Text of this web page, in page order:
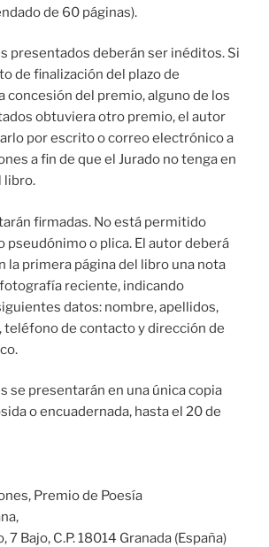
de 60 páginas).
presentados deberán ser inéditos. Si
de finalización del plazo de
concesión del premio, alguno de los
obtuviera otro premio, el autor
por escrito o correo electrónico a
a fin de que el Jurado no tenga en
libro.
firmadas. No está permitido
pseudónimo o plica. El autor deberá
la primera página del libro una nota
reciente, indicando
datos: nombre, apellidos,
teléfono de contacto y dirección de
se presentarán en una única copia
o encuadernada, hasta el 20 de
Premio de Poesía
7 Bajo, C.P. 18014 Granada (España)